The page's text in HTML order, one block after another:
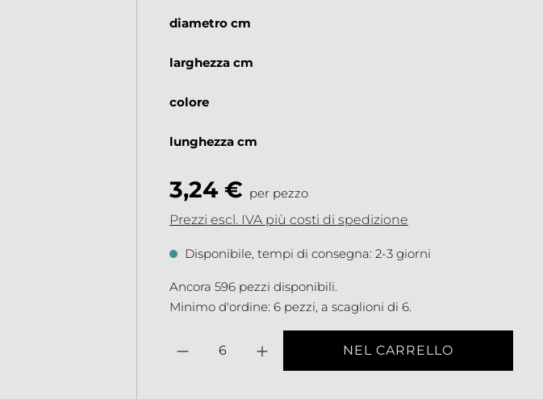
3,24 € per pezzo
Prezzi escl. IVA più costi di spedizione
Disponibile, tempi di consegna: 2-3 giorni
Ancora 596 pezzi disponibili.
Minimo d'ordine: 6 pezzi, a scaglioni di 6.
diametro cm
larghezza cm
colore
lunghezza cm
NEL CARRELLO